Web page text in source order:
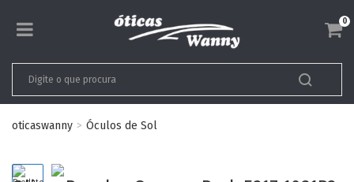
0
oticaswanny Óculos de Sol